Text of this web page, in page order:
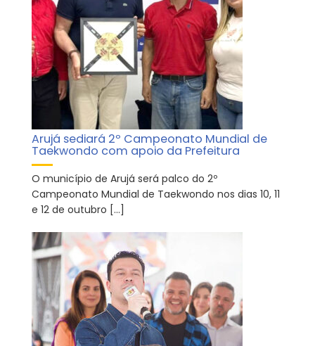
Arujá sediará 2º Campeonato Mundial de
Taekwondo com apoio da Prefeitura
O município de Arujá será palco do 2º
Campeonato Mundial de Taekwondo nos dias 10, 11
e 12 de outubro […]